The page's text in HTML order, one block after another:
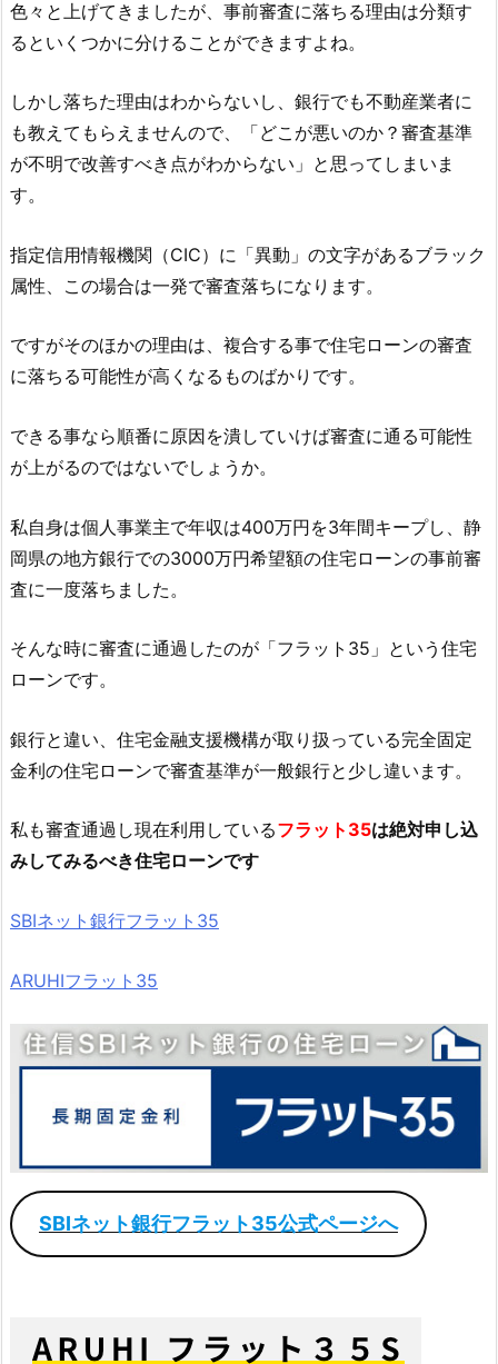
色々と上げてきましたが、事前審査に落ちる理由は分類す
るといくつかに分けることができますよね。
しかし落ちた理由はわからないし、銀行でも不動産業者に
も教えてもらえませんので、「どこが悪いのか？審査基準
が不明で改善すべき点がわからない」と思ってしまいま
す。
指定信用情報機関（CIC）に「異動」の文字があるブラック
属性、この場合は一発で審査落ちになります。
ですがそのほかの理由は、複合する事で住宅ローンの審査
に落ちる可能性が高くなるものばかりです。
できる事なら順番に原因を潰していけば審査に通る可能性
が上がるのではないでしょうか。
私自身は個人事業主で年収は400万円を3年間キープし、静
岡県の地方銀行での3000万円希望額の住宅ローンの事前審
査に一度落ちました。
そんな時に審査に通過したのが「フラット35」という住宅
ローンです。
銀行と違い、住宅金融支援機構が取り扱っている完全固定
金利の住宅ローンで審査基準が一般銀行と少し違います。
私も審査通過し現在利用しているフラット35は絶対申し込
みしてみるべき住宅ローンです
SBIネット銀行フラット35
ARUHIフラット35
SBIネット銀行フラット35公式ページへ